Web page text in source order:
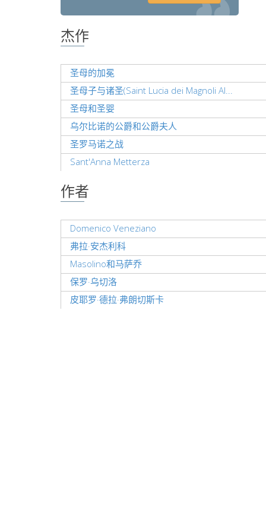
杰作
圣母的加冕
圣母子与诸圣(Saint Lucia dei Magnoli Al...
圣母和圣婴
乌尔比诺的公爵和公爵夫人
圣罗马诺之战
Sant'Anna Metterza
作者
Domenico Veneziano
弗拉·安杰利科
Masolino和马萨乔
保罗·乌切洛
皮耶罗·德拉·弗朗切斯卡